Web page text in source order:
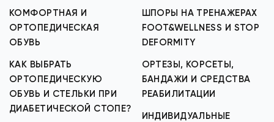
КОМФОРТНАЯ И
ОРТОПЕДИЧЕСКАЯ
ОБУВЬ
КАК ВЫБРАТЬ
ОРТОПЕДИЧЕСКУЮ
ОБУВЬ И СТЕЛЬКИ ПРИ
ДИАБЕТИЧЕСКОЙ СТОПЕ?
ШПОРЫ НА ТРЕНАЖЕРАХ
FOOT&WELLNESS И STOP
DEFORMITY
ОРТЕЗЫ, КОРСЕТЫ,
БАНДАЖИ И СРЕДСТВА
РЕАБИЛИТАЦИИ
ИНДИВИДУАЛЬНЫЕ